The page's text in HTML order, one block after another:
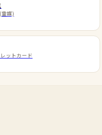
霊媒)
ットカード